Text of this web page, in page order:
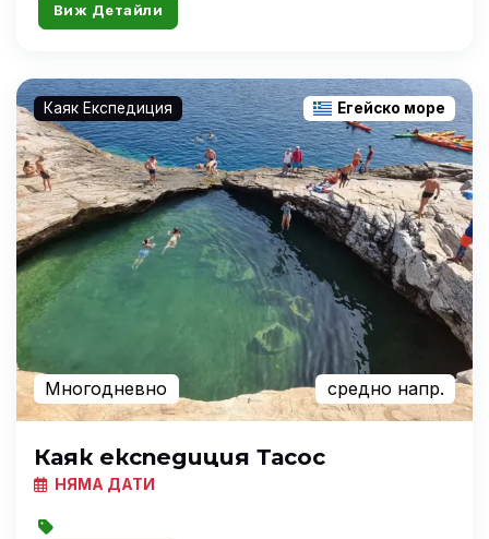
Виж Детайли
Каяк Експедиция Егейско море
Многодневно средно напр.
Каяк експедиция Тасос
НЯМА ДАТИ